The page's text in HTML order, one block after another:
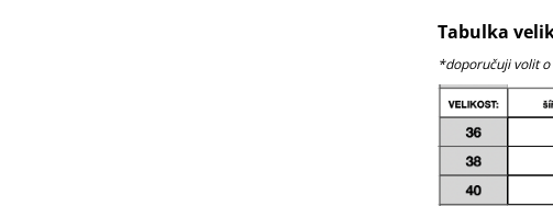
Tabulka
*doporučuji volit